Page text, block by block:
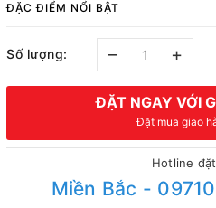
ĐẶC ĐIỂM NỔI BẬT
Số lượng: – +
ĐẶT NGAY VỚI
Đặt mua giao
Hotline
Miền Bắc -